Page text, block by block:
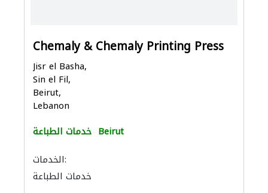
Chemaly & Chemaly Printing Press
Jisr el Basha,
Sin el Fil,
Beirut,
Lebanon
خدمات الطباعة Beirut
الخدمات:
خدمات الطباعة